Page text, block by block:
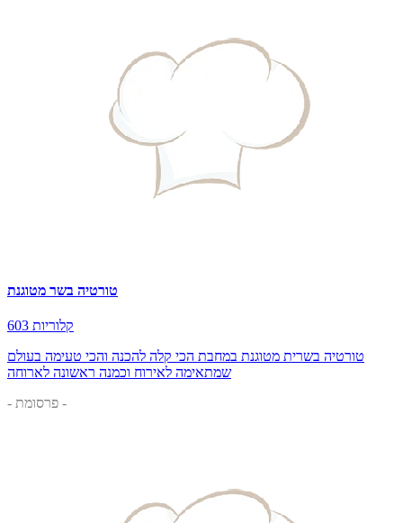
טורטיה בשר מטוגנת
603 קלוריות
טורטיה בשרית מטוגנת במחבת הכי קלה להכנה והכי טעימה בעולם
שמתאימה לאירוח וכמנה ראשונה לארוחה
- פרסומת -